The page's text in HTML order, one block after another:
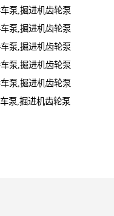
车泵,掘进机齿轮泵
车泵,掘进机齿轮泵
车泵,掘进机齿轮泵
车泵,掘进机齿轮泵
车泵,掘进机齿轮泵
泵,掘进机齿轮泵